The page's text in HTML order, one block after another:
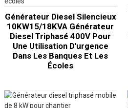
Générateur Diesel Silencieux
10KW15/18KVA Générateur
Diesel Triphasé 400V Pour
Une Utilisation D'urgence
Dans Les Banques Et Les
Écoles